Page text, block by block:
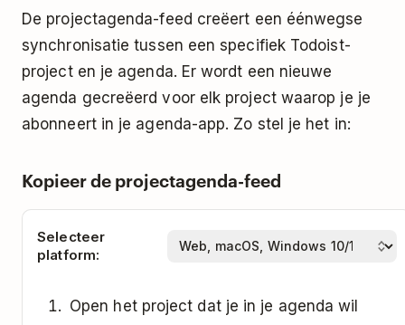
Selecteer
van Todoist.
Geef de agenda een naam. Je kan ook een
kleur en icoon voor de agenda selecteren.
Klik opImport
Klik op het
plus-icoononder Mijn
agenda's.
SelecteerVia URLen volg de instructies op
het scherm om de nieuwe agenda toe te
voegen.
De projectagenda-feed creëert een éénwegse
synchronisatie tussen een specifiek Todoist-
project en je agenda. Er wordt een nieuwe
agenda gecreëerd voor elk project waarop je je
abonneert in je agenda-app. Zo stel je het in:
Kopieer de projectagenda-feed
Selecteer
platform:
Open het project dat je in je agenda wil